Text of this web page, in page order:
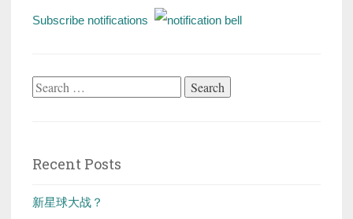
Subscribe notifications
Search
Recent Posts
新星球大战？